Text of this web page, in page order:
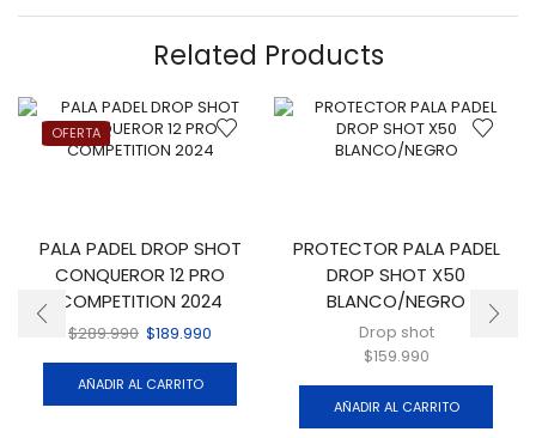
Related Products
OFERTA
PALA PADEL DROP SHOT
CONQUEROR 12 PRO
COMPETITION 2024
$289.990 $189.990
AÑADIR AL CARRITO
PROTECTOR PALA PADEL
DROP SHOT X50
BLANCO/NEGRO
Drop shot
$159.990
AÑADIR AL CARRITO